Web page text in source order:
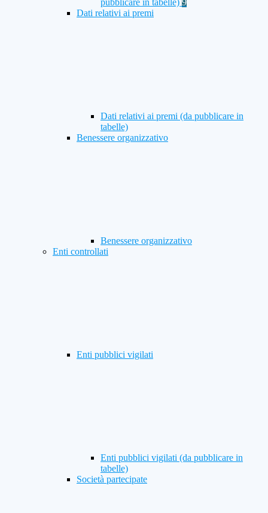
pubblicare in tabelle) 9
Dati relativi ai premi
Dati relativi ai premi (da pubblicare in
tabelle)
Benessere organizzativo
Benessere organizzativo
Enti controllati
Enti pubblici vigilati
Enti pubblici vigilati (da pubblicare in
tabelle)
Società partecipate